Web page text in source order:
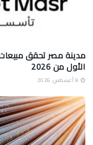
الأول من 2026